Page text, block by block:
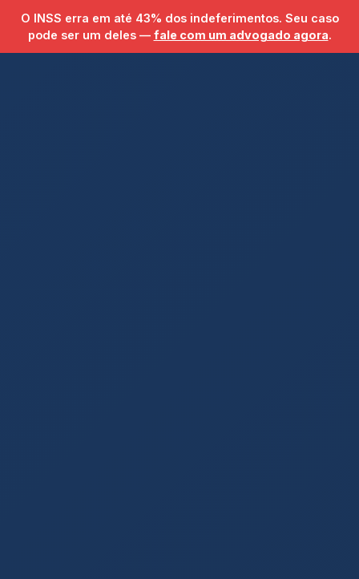
Pular para o conteúdo principal
O INSS erra em até 43% dos indeferimentos. Seu caso
pode ser um deles — fale com um advogado agora.